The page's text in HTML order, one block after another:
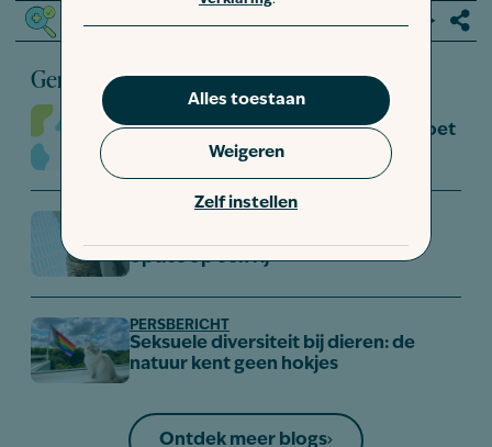
Alles toestaan
Zelf instellen
Weigeren
Gerelateerde berichten
Het kattenpaspoort: alles wat je moet
Kattenopvang tijdens vakantie: alle
opties op een rij
PERSBERICHT
Seksuele diversiteit bij dieren: de
natuur kent geen hokjes
Ontdek meer blogs